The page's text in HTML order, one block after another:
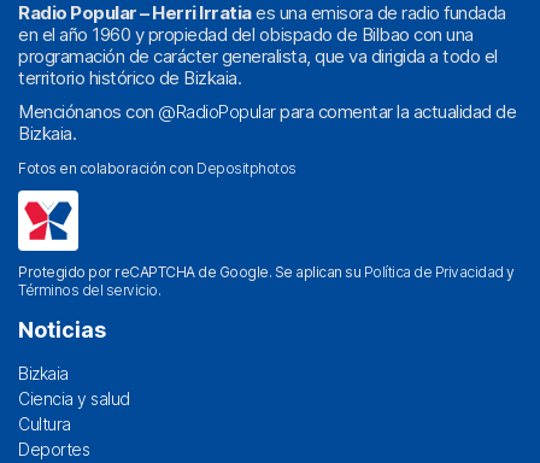
Radio Popular – Herri Irratiaes una emisora de radio fundada
en el año 1960 y propiedad del obispado de Bilbao con una
programación de carácter generalista, que va dirigida a todo el
territorio histórico de Bizkaia.
Menciónanos con @RadioPopularpara comentar la actualidad de
Bizkaia.
Fotos en colaboración con Depositphotos
Protegido por reCAPTCHA de Google. Se aplican su Política de Privacidad y
Términos del servicio.
Noticias
Bizkaia
Ciencia y salud
Cultura
Deportes